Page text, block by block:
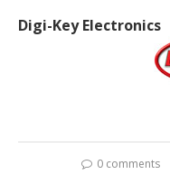
Digi-Key Electronics
0 comments